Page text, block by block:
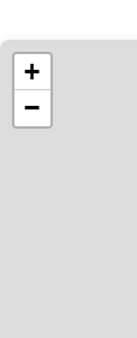
+
−